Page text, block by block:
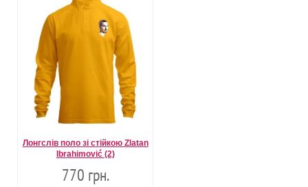
Лонгслів поло зі стійкою Zlatan
Ibrahimović (2)
770 грн.